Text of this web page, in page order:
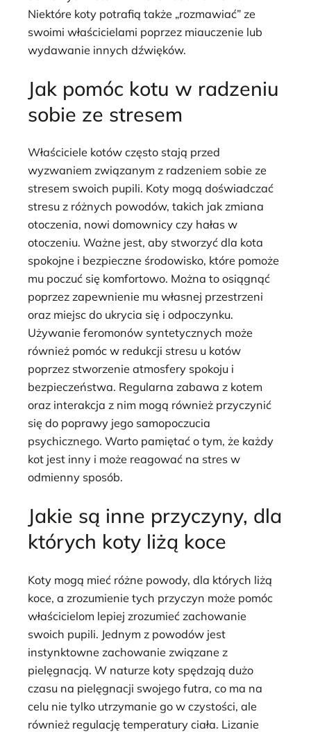
Niektóre koty potrafią także „rozmawiać” ze
swoimi właścicielami poprzez miauczenie lub
wydawanie innych dźwięków.
Jak pomóc kotu w radzeniu
sobie ze stresem
Właściciele kotów często stają przed
wyzwaniem związanym z radzeniem sobie ze
stresem swoich pupili. Koty mogą doświadczać
stresu z różnych powodów, takich jak zmiana
otoczenia, nowi domownicy czy hałas w
otoczeniu. Ważne jest, aby stworzyć dla kota
spokojne i bezpieczne środowisko, które pomoże
mu poczuć się komfortowo. Można to osiągnąć
poprzez zapewnienie mu własnej przestrzeni
oraz miejsc do ukrycia się i odpoczynku.
Używanie feromonów syntetycznych może
również pomóc w redukcji stresu u kotów
poprzez stworzenie atmosfery spokoju i
bezpieczeństwa. Regularna zabawa z kotem
oraz interakcja z nim mogą również przyczynić
się do poprawy jego samopoczucia
psychicznego. Warto pamiętać o tym, że każdy
kot jest inny i może reagować na stres w
odmienny sposób.
Jakie są inne przyczyny, dla
których koty liżą koce
Koty mogą mieć różne powody, dla których liżą
koce, a zrozumienie tych przyczyn może pomóc
właścicielom lepiej zrozumieć zachowanie
swoich pupili. Jednym z powodów jest
instynktowne zachowanie związane z
pielęgnacją. W naturze koty spędzają dużo
czasu na pielęgnacji swojego futra, co ma na
celu nie tylko utrzymanie go w czystości, ale
również regulację temperatury ciała. Lizanie